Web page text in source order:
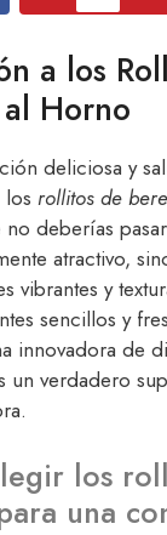
a los
Horno
deliciosa y
los rollitos de
deberías
atractivo,
vibrantes y
sencillos y
innovadora de
un verdadero
los
una